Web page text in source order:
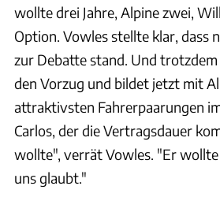
wollte drei Jahre, Alpine zwei,
Option. Vowles stellte klar, dass
zur Debatte stand. Und
den Vorzug und bildet jetzt mit
attraktivsten Fahrerpaarungen
Carlos, der die Vertragsdauer
wollte", verrät Vowles. "Er wollte
uns glaubt."